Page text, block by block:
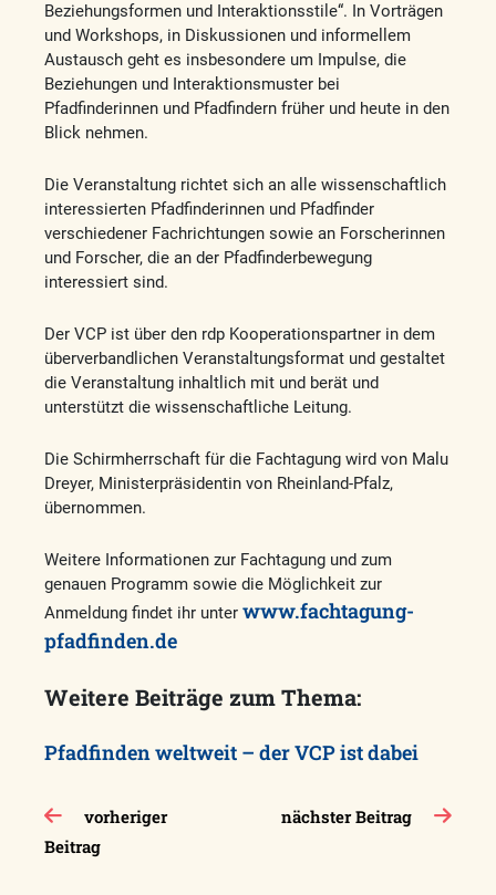
Beziehungsformen und Interaktionsstile“. In Vorträgen
und Workshops, in Diskussionen und informellem
Austausch geht es insbesondere um Impulse, die
Beziehungen und Interaktionsmuster bei
Pfadfinderinnen und Pfadfindern früher und heute in den
Blick nehmen.
Die Veranstaltung richtet sich an alle wissenschaftlich
interessierten Pfadfinderinnen und Pfadfinder
verschiedener Fachrichtungen sowie an Forscherinnen
und Forscher, die an der Pfadfinderbewegung
interessiert sind.
Der VCP ist über den rdp Kooperationspartner in dem
überverbandlichen Veranstaltungsformat und gestaltet
die Veranstaltung inhaltlich mit und berät und
unterstützt die wissenschaftliche Leitung.
Die Schirmherrschaft für die Fachtagung wird von Malu
Dreyer, Ministerpräsidentin von Rheinland-Pfalz,
übernommen.
Weitere Informationen zur Fachtagung und zum
genauen Programm sowie die Möglichkeit zur
Anmeldung findet ihr unter www.fachtagung-
pfadfinden.de
Weitere Beiträge zum Thema:
Pfadfinden weltweit – der VCP ist dabei
Beitragsnavigation
vorheriger
Beitrag
nächster Beitrag